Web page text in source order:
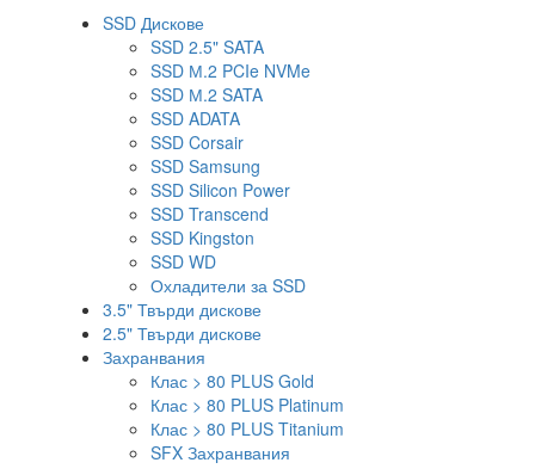
SSD Дискове
SSD 2.5" SATA
SSD М.2 PCIe NVMe
SSD М.2 SATA
SSD ADATA
SSD Corsair
SSD Samsung
SSD Silicon Power
SSD Transcend
SSD Kingston
SSD WD
Охладители за SSD
3.5" Твърди дискове
2.5" Твърди дискове
Захранвания
Клас > 80 PLUS Gold
Клас > 80 PLUS Platinum
Клас > 80 PLUS Titanium
SFX Захранвания